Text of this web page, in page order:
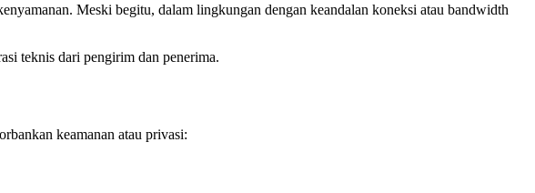
Meski begitu, dalam lingkungan dengan keandalan koneksi atau bandwidth
teknis dari pengirim dan penerima.
keamanan atau privasi: